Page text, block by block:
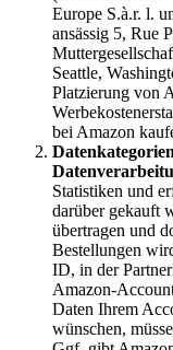
Europe S.à.r. l.
ansässig 5, Rue
Seattle,
Platzierung von
bei Amazon
Statistiken und
darüber gekauft
übertragen und
Bestellungen
ID, in der
Amazon-
Daten Ihrem
wünschen,